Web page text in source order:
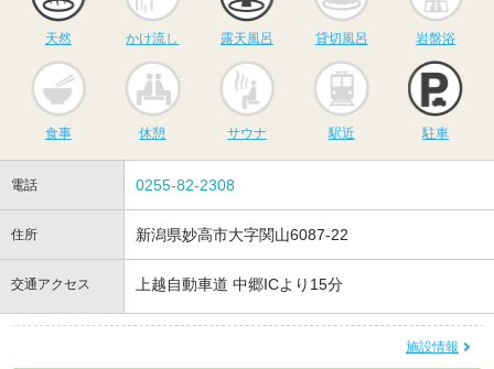
天然 かけ流し 露天風呂 貸切風呂 岩盤浴
食事 休憩
サウナ
サウナ 駅近 駐車
電話 0255-82-2308
住所 新潟県妙高市大字関山6087-22
交通アクセス 上越自動車道 中郷ICより15分
施設情報